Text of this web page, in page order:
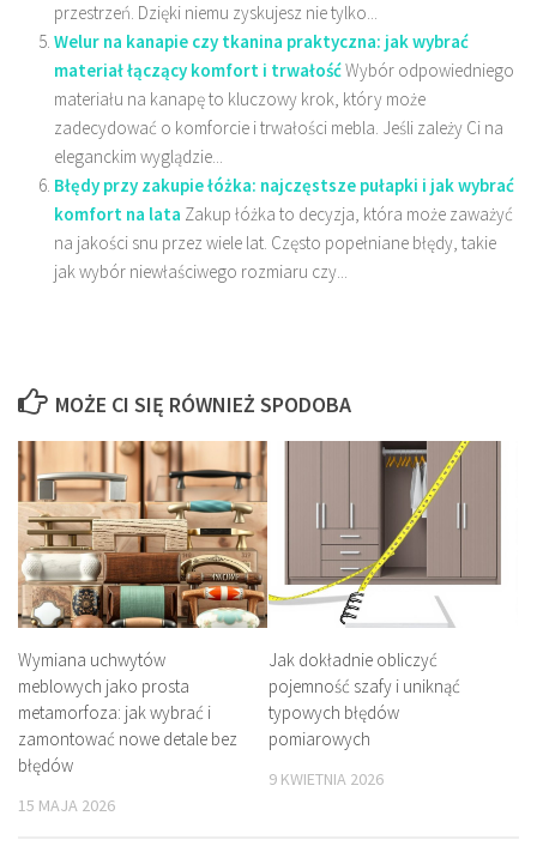
przestrzeń. Dzięki niemu zyskujesz nie tylko...
Welur na kanapie czy tkanina praktyczna: jak wybrać
materiał łączący komfort i trwałośćWybór odpowiedniego
materiału na kanapę to kluczowy krok, który może
zadecydować o komforcie i trwałości mebla. Jeśli zależy Ci na
eleganckim wyglądzie...
Błędy przy zakupie łóżka: najczęstsze pułapki i jak wybrać
komfort na lata Zakup łóżka to decyzja, która może zaważyć
na jakości snu przez wiele lat. Często popełniane błędy, takie
jak wybór niewłaściwego rozmiaru czy...
MOŻE CI SIĘ RÓWNIEŻ SPODOBA
Wymiana uchwytów
meblowych jako prosta
metamorfoza: jak wybrać i
zamontować nowe detale bez
błędów
15 MAJA 2026
Jak dokładnie obliczyć
pojemność szafy i uniknąć
typowych błędów
pomiarowych
9 KWIETNIA 2026